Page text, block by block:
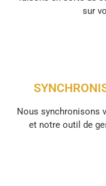
sur
Nous synchronisons
et notre outil de